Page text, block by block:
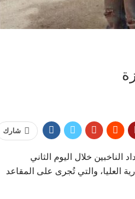
شارك
خلال اليوم الثاني
المحكمة الإدارية العليا، والتي تُجرى على المقاعد